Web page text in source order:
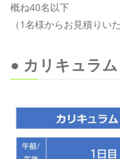
概ね40名以下
（1名様からお見積りい
● カリキュラム